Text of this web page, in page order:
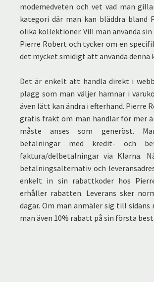
modemedveten och vet vad man
kategori där man kan bläddra bland
olika kollektioner. Vill man använda
Pierre Robert och tycker om en
det mycket smidigt att använda denna
Det är enkelt att handla direkt i
plagg som man väljer hamnar i
även lätt kan ändra i efterhand. Pierre
gratis frakt om man handlar för mer
måste anses som generöst.
betalningar med kredit- och
faktura/delbetalningar via Klarna.
betalningsalternativ och
enkelt in sin rabattkoder hos
erhåller rabatten. Leverans sker
dagar. Om man anmäler sig till sidans
man även 10% rabatt på sin första